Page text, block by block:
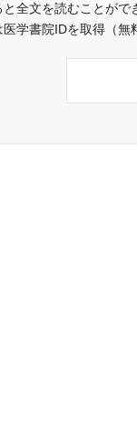
全文を読むことがで
学書院IDを取得（無